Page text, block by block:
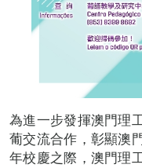
為進一步發揮澳門理
葡交流合作，彰顯澳
年校慶之際，澳門理